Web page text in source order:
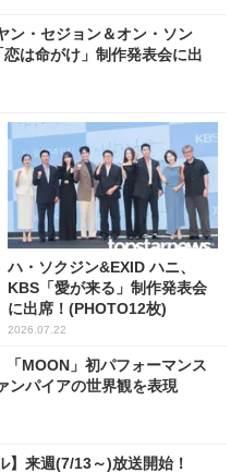
ン・セジョン＆オン・ソン
は命がけ」制作発表会に出
ハ・ソクジン&EXID ハニ、
KBS「愛が来る」制作発表会
に出席！(PHOTO12枚)
2026.07.22
「MOON」初パフォーマンス
ンパイアの世界観を表現
】来週(7/13～)放送開始！